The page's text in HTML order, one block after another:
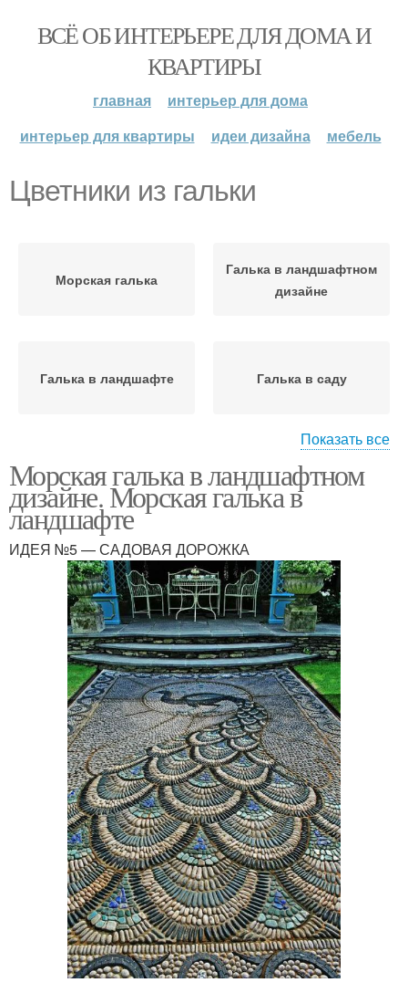
ВСЁ ОБ ИНТЕРЬЕРЕ ДЛЯ ДОМА И
КВАРТИРЫ
главная
интерьер для дома
интерьер для квартиры
идеи дизайна мебель
Цветники из гальки
Морская галька
Галька в ландшафтном
дизайне
Галька в ландшафте Галька в саду
Гальки в ландшафтном
дизайне
Дорожки из гальки
Показать все
Морская галька в ландшафтном
дизайне. Морская галька в
ландшафте
ИДЕЯ №5 — САДОВАЯ ДОРОЖКА